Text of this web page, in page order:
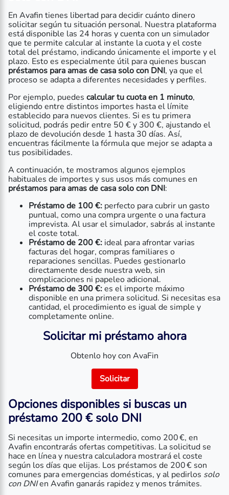
En Avafin tienes libertad para decidir cuánto dinero
solicitar según tu situación personal. Nuestra plataforma
está disponible las 24 horas y cuenta con un simulador
que te permite calcular al instante la cuota y el coste
total del préstamo, indicando únicamente el importe y el
plazo. Esto es especialmente útil para quienes buscan
préstamos para amas de casa solo con DNI, ya que el
proceso se adapta a diferentes necesidades y perfiles.
Por ejemplo, puedes calcular tu cuota en 1 minuto,
eligiendo entre distintos importes hasta el límite
establecido para nuevos clientes. Si es tu primera
solicitud, podrás pedir entre 50 € y 300 €, ajustando el
plazo de devolución desde 1 hasta 30 días. Así,
encuentras fácilmente la fórmula que mejor se adapta a
tus posibilidades.
A continuación, te mostramos algunos ejemplos
habituales de importes y sus usos más comunes en
préstamos para amas de casa solo con DNI:
Préstamo de 100 €: perfecto para cubrir un gasto
puntual, como una compra urgente o una factura
imprevista. Al usar el simulador, sabrás al instante
el coste total.
Préstamo de 200 €: ideal para afrontar varias
facturas del hogar, compras familiares o
reparaciones sencillas. Puedes gestionarlo
directamente desde nuestra web, sin
complicaciones ni papeleo adicional.
Préstamo de 300 €:es el importe máximo
disponible en una primera solicitud. Si necesitas esa
cantidad, el procedimiento es igual de simple y
completamente online.
Solicitar mi préstamo ahora
Obtenlo hoy con AvaFin
Solicitar
Opciones disponibles si buscas un
préstamo 200 € solo DNI
Si necesitas un importe intermedio, como 200 €, en
Avafin encontrarás ofertas competitivas. La solicitud se
hace en línea y nuestra calculadora mostrará el coste
según los días que elijas. Los préstamos de 200 € son
comunes para emergencias domésticas, y al pedirlos solo
con DNIen Avafin ganarás rapidez y menos trámites.